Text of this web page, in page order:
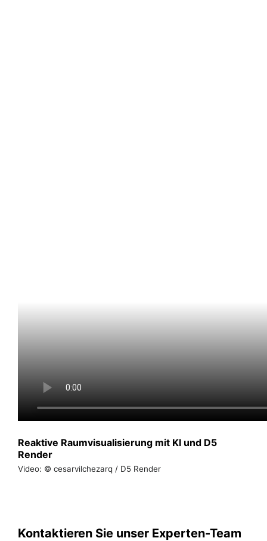
Reaktive Raumvisualisierung mit KI und D5
Render
Video: © cesarvilchezarq / D5 Render
Kontaktieren Sie unser Experten-Team